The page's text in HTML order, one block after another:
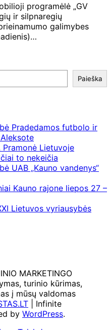
programėlė „GV
ir silpnaregių
galimybes
Paieška
Pradedamos futbolo ir
Lietuvoje
to nekeičia
UAB „Kauno vandenys“
Kauno rajone liepos 27 –
Lietuvos vyriausybės
MARKETINGO
turinio kūrimas,
į mūsų valdomas
| Infinite
by WordPress.